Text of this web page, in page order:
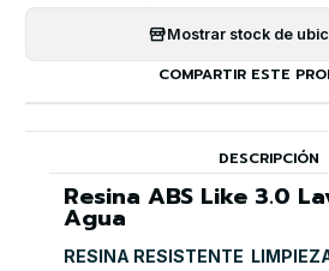
Mostrar stock de
COMPARTIR ESTE
DESCRIPCIÓN
Resina ABS Like 3.0
Agua
RESINA RESISTENTE 